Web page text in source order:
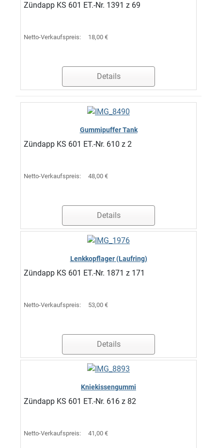
Zündapp KS 601 ET.-Nr. 1391 z 69
Netto-Verkaufspreis: 18,00 €
Details
Gummipuffer Tank
Zündapp KS 601 ET.-Nr. 610 z 2
Netto-Verkaufspreis: 48,00 €
Details
Lenkkopflager (Laufring)
Zündapp KS 601 ET.-Nr. 1871 z 171
Netto-Verkaufspreis: 53,00 €
Details
Kniekissengummi
Zündapp KS 601 ET.-Nr. 616 z 82
Netto-Verkaufspreis: 41,00 €